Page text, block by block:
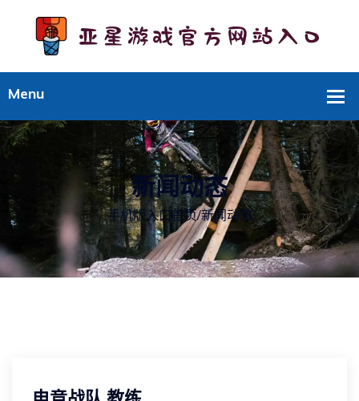
新闻动态
手机版入口首页/新闻动态